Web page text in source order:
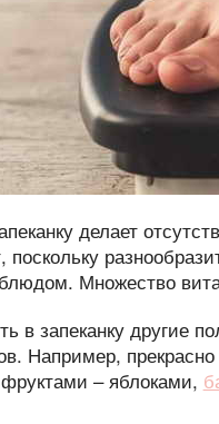
делает
поскольку
Множество
в запеканку другие
Например,
– яблоками,